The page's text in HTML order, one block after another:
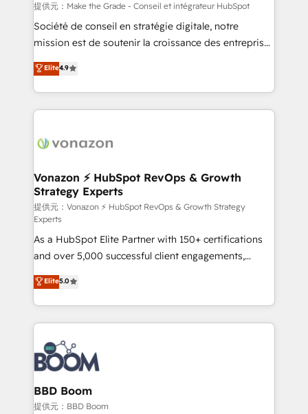
travers le changement, tout en centrant vos objectifs
d’entreprise. Grâce à une méthodologie éprouvée
auprès de plus de 400 clients, nous comprenons
HubSpot dans votre organisation. Pour toute
question technique ou besoin de structuration de
提供元：Make the Grade - Conseil et intégrateur HubSpot
Société de conseil en stratégie digitale, notre
mission est de soutenir la croissance des entreprises
B2B à travers l’acquisition de nouveaux clients,
l'intégration CRM et le développement des revenus
auprès de vos comptes existants. En France et à
l'international, nous travaillons avec des ETI
delà d’une simple transformation digitale et des
➤ L’intégration de CRM et de méthodologie RevOps
pour aligner les équipes marketing, commerciales et
support client (data migration, synchronisation API,
audit et maintenance) ➤ La création de sites internet
de conversion qui transforment les visiteurs en
opportunités d'affaires ➤ La mise en place de
stratégies d'acquisition marketing (SEO, SEA,
inbound, automatisation marketing, ABM, IA,
emailing) Informations clés : - 10 ans d'expérience -
100+ intégrations CRM HubSpot réussies - 40
experts conseil - 150 certifications HubSpot
cumulées
Elite4.9
Vonazon ⚡ HubSpot RevOps & Growth
Strategy Experts
提供元：Vonazon ⚡ HubSpot RevOps & Growth Strategy
Experts
As a HubSpot Elite Partner with 150+ certifications
and over 5,000 successful client engagements,
Vonazon turns marketing complexity into
measurable, scalable growth. From onboarding to
enterprise-grade campaigns, our in-house team
builds scalable strategies that drive long-term
revenue. ⚙️ HubSpot Integration & Optimization •
Seamless CRM, CMS, and automation setup •
Complex platform migrations and data cleanups •
Custom APIs and third-party integrations 📈 End-to-
End Revenue Acceleration • Lifecycle marketing and
Elite5.0
BBD Boom
提供元：BBD Boom